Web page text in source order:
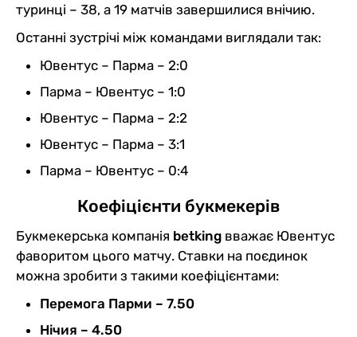
туринці – 38, а 19 матчів завершилися внічию.
Останні зустрічі між командами виглядали так:
Ювентус – Парма – 2:0
Парма – Ювентус – 1:0
Ювентус – Парма – 2:2
Ювентус – Парма – 3:1
Парма – Ювентус – 0:4
Коефіцієнти букмекерів
Букмекерська компанія betking вважає Ювентус
фаворитом цього матчу. Ставки на поєдинок
можна зробити з такими коефіцієнтами:
Перемога Парми – 7.50
Нічия – 4.50